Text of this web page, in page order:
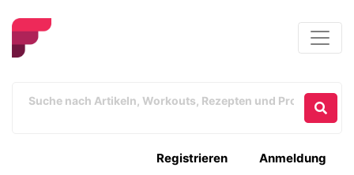
Anmeldung
Registrieren